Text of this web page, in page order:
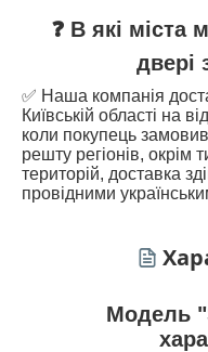
❓ В які міста
двері
✅ Наша компанія
Київській області на
коли покупець
решту регіонів, окрім
територій, доставка
провідними
Модель